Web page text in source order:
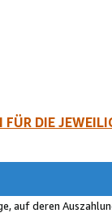
DIE
auf deren